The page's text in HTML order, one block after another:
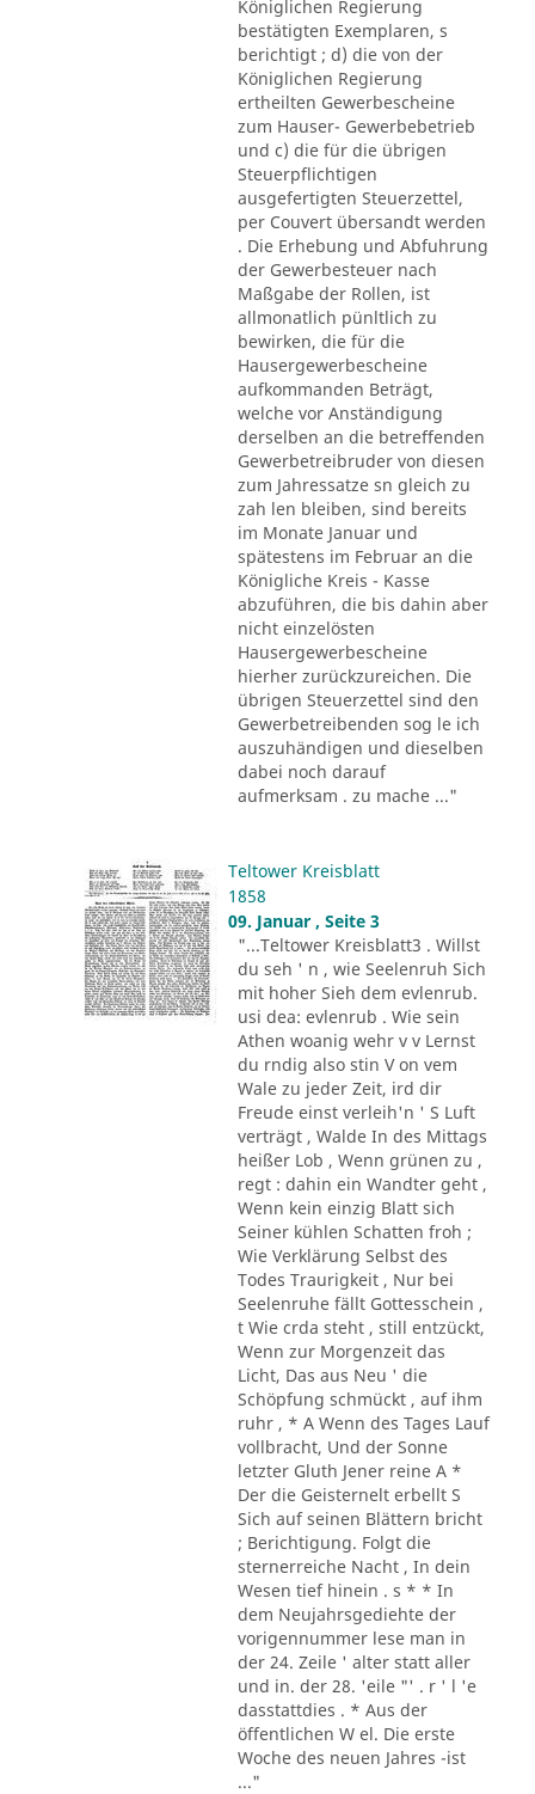
Königlichen Regierung
bestätigten Exemplaren, s
berichtigt ; d) die von der
Königlichen Regierung
ertheilten Gewerbescheine
zum Hauser- Gewerbebetrieb
und c) die für die übrigen
Steuerpflichtigen
ausgefertigten Steuerzettel,
per Couvert übersandt werden
. Die Erhebung und Abfuhrung
der Gewerbesteuer nach
Maßgabe der Rollen, ist
allmonatlich pünltlich zu
bewirken, die für die
Hausergewerbescheine
aufkommanden Beträgt,
welche vor Anständigung
derselben an die betreffenden
Gewerbetreibruder von diesen
zum Jahressatze sn gleich zu
zah len bleiben, sind bereits
im Monate Januar und
spätestens im Februar an die
Königliche Kreis - Kasse
abzuführen, die bis dahin aber
nicht einzelösten
Hausergewerbescheine
hierher zurückzureichen. Die
übrigen Steuerzettel sind den
Gewerbetreibenden sog le ich
auszuhändigen und dieselben
dabei noch darauf
aufmerksam . zu mache ..."
Teltower Kreisblatt
1858
09. Januar , Seite 3
"...Teltower Kreisblatt3 . Willst
du seh ' n , wie Seelenruh Sich
mit hoher Sieh dem evlenrub.
usi dea: evlenrub . Wie sein
Athen woanig wehr v v Lernst
du rndig also stin V on vem
Wale zu jeder Zeit, ird dir
Freude einst verleih'n ' S Luft
verträgt , Walde In des Mittags
heißer Lob , Wenn grünen zu ,
regt : dahin ein Wandter geht ,
Wenn kein einzig Blatt sich
Seiner kühlen Schatten froh ;
Wie Verklärung Selbst des
Todes Traurigkeit , Nur bei
Seelenruhe fällt Gottesschein ,
t Wie crda steht , still entzückt,
Wenn zur Morgenzeit das
Licht, Das aus Neu ' die
Schöpfung schmückt , auf ihm
ruhr , * A Wenn des Tages Lauf
vollbracht, Und der Sonne
letzter Gluth Jener reine A *
Der die Geisternelt erbellt S
Sich auf seinen Blättern bricht
; Berichtigung. Folgt die
sternerreiche Nacht , In dein
Wesen tief hinein . s * * In
dem Neujahrsgediehte der
vorigennummer lese man in
der 24. Zeile ' alter statt aller
und in. der 28. 'eile "' . r ' l 'e
dasstattdies . * Aus der
öffentlichen W el. Die erste
Woche des neuen Jahres -ist
..."